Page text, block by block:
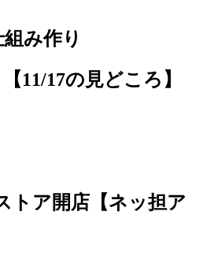
み作り
11/17の見どころ】
トア開店【ネッ担ア